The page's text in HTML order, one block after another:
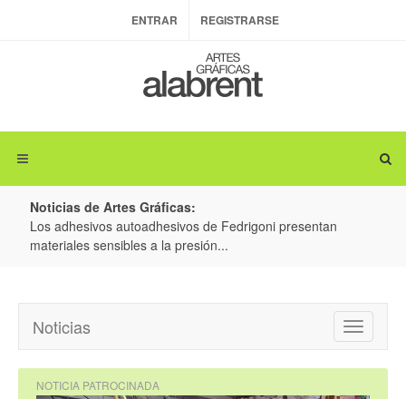
ENTRAR REGISTRARSE
Noticias de Artes Gráficas:
Los adhesivos autoadhesivos de Fedrigoni presentan
materiales sensibles a la presión...
Toggle
Noticias
NOTICIA PATROCINADA